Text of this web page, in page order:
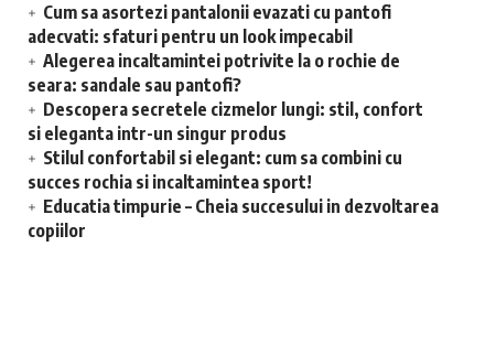
Cum sa asortezi pantalonii evazati cu pantofi
adecvati: sfaturi pentru un look impecabil
Alegerea incaltamintei potrivite la o rochie de
seara: sandale sau pantofi?
Descopera secretele cizmelor lungi: stil, confort
si eleganta intr-un singur produs
Stilul confortabil si elegant: cum sa combini cu
succes rochia si incaltamintea sport!
Educatia timpurie – Cheia succesului in dezvoltarea
copiilor